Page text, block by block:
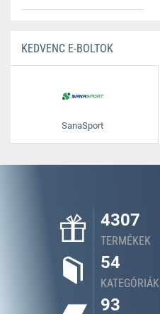
KEDVENC E-BOLTOK
SanaSport
4307
TERMÉKEK
54
KATEGÓRIÁK
93